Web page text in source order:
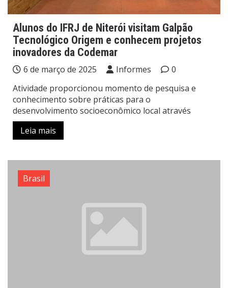
Alunos do IFRJ de Niterói visitam Galpão
Tecnológico Origem e conhecem projetos
inovadores da Codemar
6 de março de 2025 Informes
0
Atividade proporcionou momento de pesquisa e
conhecimento sobre práticas para o
desenvolvimento socioeconômico local através
Leia mais
Brasil